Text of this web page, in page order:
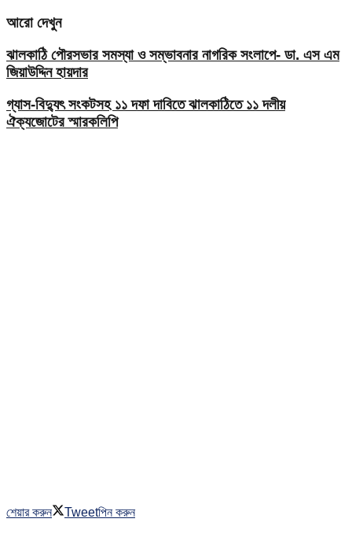
আরো দেখুন
ঝালকাঠি পৌরসভার সমস্যা ও সম্ভাবনার নাগরিক সংলাপে- ডা. এস এম
জিয়াউদ্দিন হায়দার
গ্যাস-বিদ্যুৎ সংকটসহ ১১ দফা দাবিতে ঝালকাঠিতে ১১ দলীয়
ঐক্যজোটের স্মারকলিপি
শেয়ার করুন Tweetপিন করুন